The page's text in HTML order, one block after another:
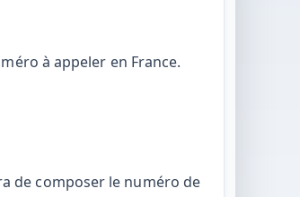
à appeler en France.
de composer le numéro de